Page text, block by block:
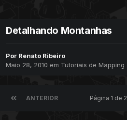
Detalhando Montanhas
Por Renato Ribeiro
Maio 28, 2010 em Tutoriais de Mapping
ANTERIOR Página 1 de 2